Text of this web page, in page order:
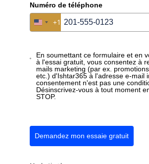
gestion sont unno-brainer
adapter nous-mêmes les
nouveaux utilisateurs, gérer les
Recommanderiez-vous
et l'External Portal à
« Absolument », dit Louis Ballaux, «
convivial et déployé très rapidement
Numéro de téléphone
United States +1
+1
En soumettant ce formulaire et en
à l'essai gratuit, vous consentez à
mails marketing (par ex.
etc.) d'Ishtar365 à l'adresse e-mail
consentement n'est pas une
Désinscrivez-vous à tout moment
STOP.
Demandez mon essaie gratuit